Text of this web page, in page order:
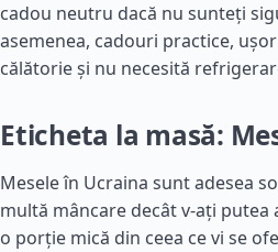
cadou neutru dacă nu sunteți
asemenea, cadouri practice,
călătorie și nu necesită
Eticheta la masă:
Mesele în Ucraina sunt adesea
multă mâncare decât v-ați putea
o porție mică din ceea ce vi se